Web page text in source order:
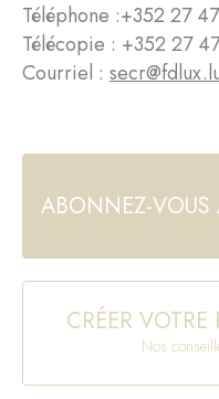
Téléphone :+352 27
Télécopie : +352 27
Courriel :
ABONNEZ-VOUS
CRÉER
Nos